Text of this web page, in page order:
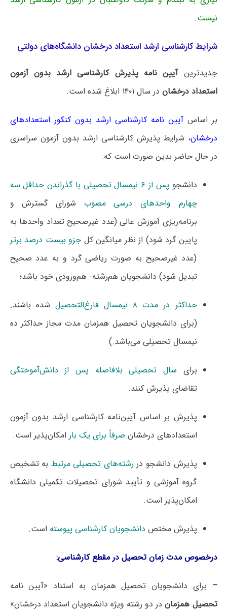
نیست.
شرایط کارشناسی ارشد استعداد درخشان دانشگاه‌های دولتی
جدیدترینآیین نامه پذیرش کارشناسی ارشد بدون آزمون
استعداد درخشان در سال ۱۴۰۱ ابلاغ شده است.
بر اساسآیین‌ نامه کارشناسی ارشد بدون کنکور استعدادهای
درخشان، شرایط پذیرش کارشناسی ارشد بدون آزمون سراسری
در حال حاضر بدین صورت است که:
دانشجو
پس از ۶ نیمسال تحصیلی با گذراندن حداقل سه
چهارم واحدهای درسی مصوب شورای گسترش و
برنامه‌ریزی آموزش عالی (عدد غیرصحیح تعداد واحدها به
پایین گرد شود) از نظر میانگین کل جزو بیست درصد برتر
(عدد غیرصحیح به صورت ریاضی گرد و به عدد صحیح
تبدیل شود) دانشجویان هم‌رشته- هم‌ورودی خود باشد؛
حداکثر در مدت ۸ نیمسال فارغ‌التحصیل شده باشند.
(برای دانشجویان تحصیل همزمان مدت مجاز حداکثر ده
نیمسال تحصیلی می‌باشد.)
برای سال تحصیلی بلافاصله پس از دانش‌آموختگی
تقاضای پذیرش کنند.
پذیرش بر اساس آیین‌نامه کارشناسی ارشد بدون آزمون
استعدادهای درخشان صرفاً برای یک بار امکان‌پذیر است.
پذیرش دانشجو در رشته‌های تحصیلی مرتبط به تشخیص
گروه آموزشی و تأیید شورای تحصیلات تکمیلی دانشگاه
امکان‌پذیر است.
پذیرش مختص دانشجویان کارشناسی پیوسته است.
درخصوص مدت زمان تحصیل در مقطع کارشناسی:
– برای دانشجویان تحصیل همزمان به استناد «آیین نامه
تحصیل همزماندر دو رشته ویژه دانشجویان استعداد درخشان»